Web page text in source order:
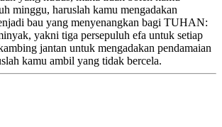
minggu, haruslah kamu mengadakan
bau yang menyenangkan bagi TUHAN:
yakni tiga persepuluh efa untuk setiap
jantan untuk mengadakan pendamaian
kamu ambil yang tidak bercela.